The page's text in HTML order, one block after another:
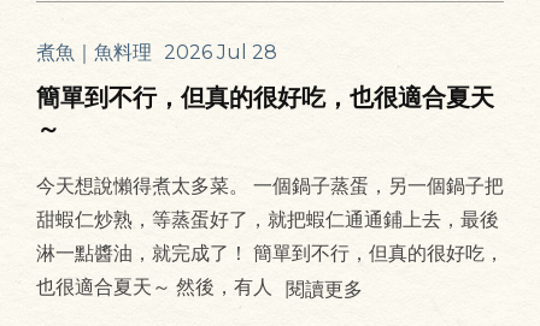
煮魚｜魚料理 2026 Jul 28
簡單到不行，但真的很好吃，也很適合夏天
～
今天想說懶得煮太多菜。 一個鍋子蒸蛋，另一個鍋子把
甜蝦仁炒熟，等蒸蛋好了，就把蝦仁通通鋪上去，最後
淋一點醬油，就完成了！ 簡單到不行，但真的很好吃，
也很適合夏天～ 然後，有人 閱讀更多